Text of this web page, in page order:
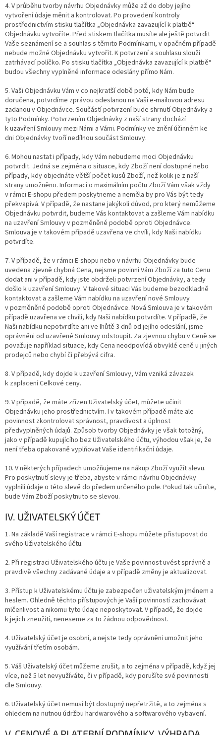
4. V průběhu tvorby návrhu Objednávky může až do doby jejího
vytvoření údaje měnit a kontrolovat. Po provedení kontroly
prostřednictvím stisku tlačítka „Objednávka zavazující k platbě“
Objednávku vytvoříte. Před stiskem tlačítka musíte ale ještě potvrdit
Vaše seznámení se a souhlas s těmito Podmínkami, v opačném případě
nebude možné Objednávku vytvořit. K potvrzení a souhlasu slouží
zatrhávací políčko. Po stisku tlačítka „Objednávka zavazující k platbě“
budou všechny vyplněné informace odeslány přímo Nám.
5. Vaši Objednávku Vám v co nejkratší době poté, kdy Nám bude
doručena, potvrdíme zprávou odeslanou na Vaši e-mailovou adresu
zadanou v Objednávce. Součástí potvrzení bude shrnutí Objednávky a
tyto Podmínky. Potvrzením Objednávky z naší strany dochází
k uzavření Smlouvy mezi Námi a Vámi. Podmínky ve znění účinném ke
dni Objednávky tvoří nedílnou součást Smlouvy.
6. Mohou nastat i případy, kdy Vám nebudeme moci Objednávku
potvrdit. Jedná se zejména o situace, kdy Zboží není dostupné nebo
případy, kdy objednáte větší počet kusů Zboží, než kolik je z naší
strany umožněno. Informaci o maximálním počtu Zboží Vám však vždy
v rámci E-shopu předem poskytneme a neměla by pro Vás být tedy
překvapivá. V případě, že nastane jakýkoli důvod, pro který nemůžeme
Objednávku potvrdit, budeme Vás kontaktovat a zašleme Vám nabídku
na uzavření Smlouvy v pozměněné podobě oproti Objednávce.
Smlouva je v takovém případě uzavřena ve chvíli, kdy Naši nabídku
potvrdíte.
7. V případě, že v rámci E-shopu nebo v návrhu Objednávky bude
uvedena zjevně chybná Cena, nejsme povinni Vám Zboží za tuto Cenu
dodat ani v případě, kdy jste obdrželi potvrzení Objednávky, a tedy
došlo k uzavření Smlouvy. V takové situaci Vás budeme bezodkladně
kontaktovat a zašleme Vám nabídku na uzavření nové Smlouvy
v pozměněné podobě oproti Objednávce. Nová Smlouva je v takovém
případě uzavřena ve chvíli, kdy Naši nabídku potvrdíte. V případě, že
Naši nabídku nepotvrdíte ani ve lhůtě 3 dnů od jejího odeslání, jsme
oprávněni od uzavřené Smlouvy odstoupit. Za zjevnou chybu v Ceně se
považuje například situace, kdy Cena neodpovídá obvyklé ceně u jiných
prodejců nebo chybí či přebývá cifra.
8. V případě, kdy dojde k uzavření Smlouvy, Vám vzniká závazek
k zaplacení Celkové ceny.
9. V případě, že máte zřízen Uživatelský účet, můžete učinit
Objednávku jeho prostřednictvím. I v takovém případě máte ale
povinnost zkontrolovat správnost, pravdivost a úplnost
předvyplněných údajů. Způsob tvorby Objednávky je však totožný,
jako v případě kupujícího bez Uživatelského účtu, výhodou však je, že
není třeba opakovaně vyplňovat Vaše identifikační údaje.
10. V některých případech umožňujeme na nákup Zboží využít slevu.
Pro poskytnutí slevy je třeba, abyste v rámci návrhu Objednávky
vyplnili údaje o této slevě do předem určeného pole. Pokud tak učiníte,
bude Vám Zboží poskytnuto se slevou.
IV. UŽIVATELSKÝ ÚČET
1. Na základě Vaší registrace v rámci E-shopu můžete přistupovat do
svého Uživatelského účtu.
2. Při registraci Uživatelského účtu je Vaše povinnost uvést správně a
pravdivě všechny zadávané údaje a v případě změny je aktualizovat.
3. Přístup k Uživatelskému účtu je zabezpečen uživatelským jménem a
heslem. Ohledně těchto přístupových je Vaší povinností zachovávat
mlčenlivost a nikomu tyto údaje neposkytovat. V případě, že dojde
k jejich zneužití, neneseme za to žádnou odpovědnost.
4. Uživatelský účet je osobní, a nejste tedy oprávněni umožnit jeho
využívání třetím osobám.
5. Váš Uživatelský účet můžeme zrušit, a to zejména v případě, když jej
více, než 5 let nevyužíváte, či v případě, kdy porušíte své povinnosti
dle Smlouvy.
6. Uživatelský účet nemusí být dostupný nepřetržitě, a to zejména s
ohledem na nutnou údržbu hardwarového a softwarového vybavení.